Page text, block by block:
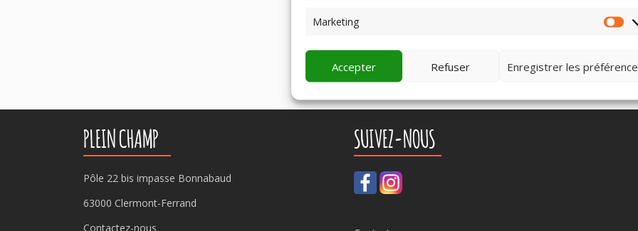
Marketing
Accepter Refuser Enregistrer les
PLEIN CHAMP
Pôle 22 bis impasse Bonnabaud
63000 Clermont-Ferrand
Contactez-nous
SUIVEZ-NOUS